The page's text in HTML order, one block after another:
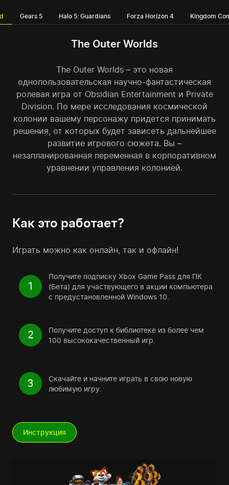
Gears 5 Halo 5: Guardians Forza Horizon 4 Kingdom
The Outer Worlds
The Outer Worlds – это новая
однопользовательская научно-фантастическая
ролевая игра от Obsidian Entertainment и Private
Division. По мере исследования космической
колонии вашему персонажу придется принимать
решения, от которых будет зависеть дальнейшее
развитие игрового сюжета. Вы –
незапланированная переменная в корпоративном
уравнении управления колонией.
Как это работает?
Играть можно как онлайн, так и офлайн!
1
Получите подписку Xbox Game Pass для ПК
(Бета) для участвующего в акции компьютера
с предустановленной Windows 10.
2
Получите доступ к библиотеке из более чем
100 высококачественный игр.
3
Скачайте и начните играть в свою новую
любимую игру.
Инструкция